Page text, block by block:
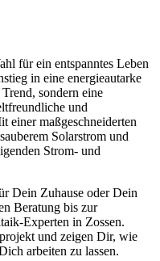
für ein entspanntes Leben
in eine energieautarke
sondern eine
und
einer maßgeschneiderten
Solarstrom und
Strom- und
Dein Zuhause oder Dein
Beratung bis zur
Experten in Zossen.
und zeigen Dir, wie
arbeiten zu lassen.